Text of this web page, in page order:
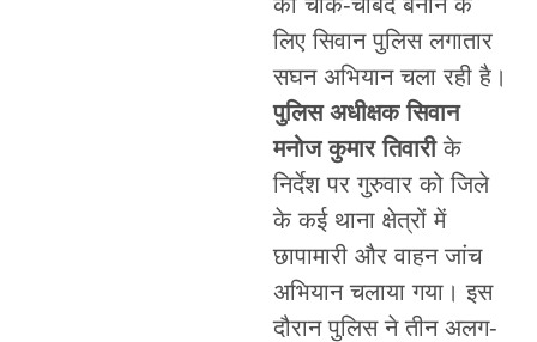
लिए सिवान पुलिस लगातार
सघन अभियान चला रही है।
पुलिस अधीक्षक सिवान
मनोज कुमार तिवारीके
निर्देश पर गुरुवार को जिले
के कई थाना क्षेत्रों में
छापामारी और वाहन जांच
अभियान चलाया गया। इस
दौरान पुलिस ने तीन अलग-